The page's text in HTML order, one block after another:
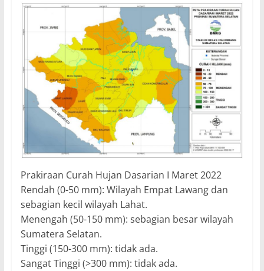
Prakiraan Curah Hujan Dasarian I Maret 2022
Rendah (0-50 mm): Wilayah Empat Lawang dan
sebagian kecil wilayah Lahat.
Menengah (50-150 mm): sebagian besar wilayah
Sumatera Selatan.
Tinggi (150-300 mm): tidak ada.
Sangat Tinggi (>300 mm): tidak ada.